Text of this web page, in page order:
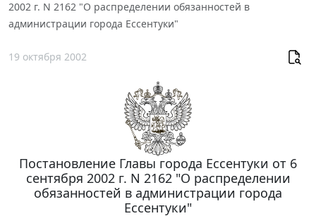
2002 г. N 2162 "О распределении обязанностей в
администрации города Ессентуки"
19 октября 2002
Постановление Главы города Ессентуки от 6
сентября 2002 г. N 2162 "О распределении
обязанностей в администрации города
Ессентуки"